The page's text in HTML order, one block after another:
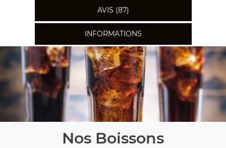
AVIS (87)
INFORMATIONS
Nos Boissons